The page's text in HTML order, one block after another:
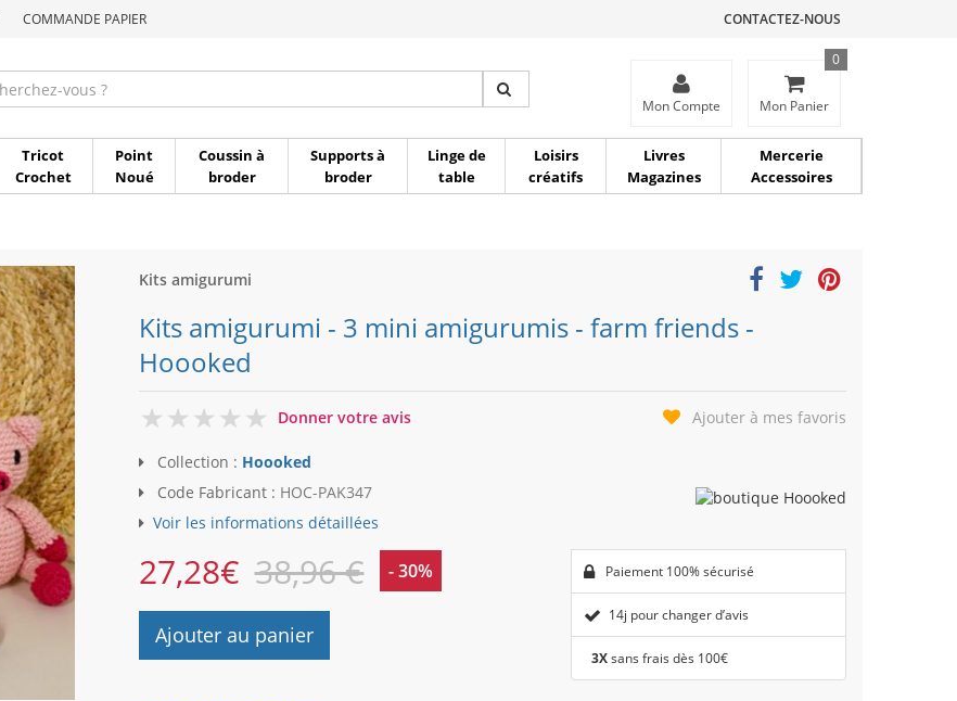
COMMANDE PAPIER CONTACTEZ-NOUS
Mon Compte Mon Panier
0
Tricot
Crochet
Point
Noué
Coussin à
broder
Supports à
broder
Linge de
table
Loisirs
créatifs
Livres
Magazines
Mercerie
Accessoires
Kits amigurumi
Kits amigurumi - 3 mini amigurumis - farm friends -
Hoooked
0
Donner votre avis Ajouter à mes favoris
Collection : Hoooked
Code Fabricant : HOC-PAK347
Voir les informations détaillées
27,28€ 38,96 € - 30%
Ajouter au panier
Paiement 100% sécurisé
14j pour changer d’avis
3Xsans frais dès 100€